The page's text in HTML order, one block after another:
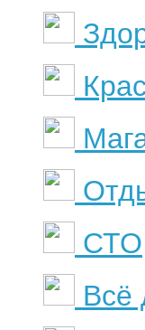
СТО
Всё